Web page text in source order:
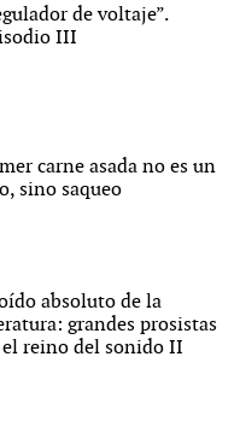
de voltaje”.
III
carne asada no es un
sino saqueo
absoluto de la
grandes prosistas
reino del sonido II